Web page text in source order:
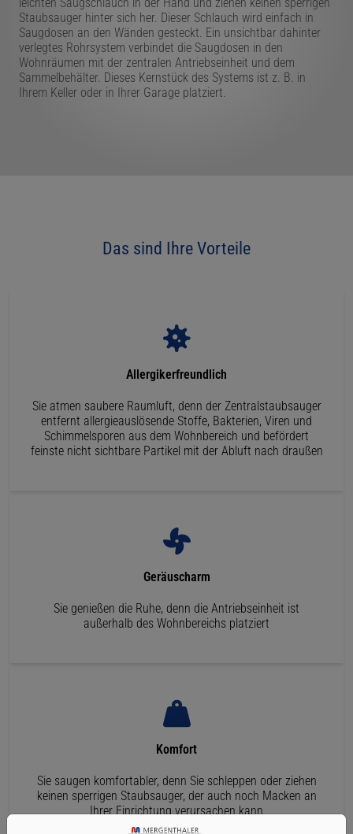
Staubsauger hinter sich her. Dieser Schlauch wird einfach in
Saugdosen an den Wänden gesteckt. Ein unsichtbar dahinter
verlegtes Rohrsystem verbindet die Saugdosen in den
Wohnräumen mit der zentralen Antriebseinheit und dem
Sammelbehälter. Dieses Kernstück des Systems ist z. B. in
Ihrem Keller oder in Ihrer Garage platziert.
Das sind Ihre Vorteile
Allergikerfreundlich
Sie atmen saubere Raumluft, denn der Zentralstaubsauger
entfernt allergieauslösende Stoffe, Bakterien, Viren und
Schimmelsporen aus dem Wohnbereich und befördert
feinste nicht sichtbare Partikel mit der Abluft nach draußen
Geräuscharm
Sie genießen die Ruhe, denn die Antriebseinheit ist
außerhalb des Wohnbereichs platziert
Komfort
Sie saugen komfortabler, denn Sie schleppen oder ziehen
keinen sperrigen Staubsauger, der auch noch Macken an
Ihrer Einrichtung verursachen kann